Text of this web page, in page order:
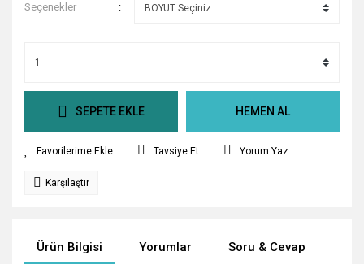
Seçenekler
SEPETE EKLE HEMEN AL
Tavsiye Et Yorum Yaz
Karşılaştır
Ürün Bilgisi Yorumlar Soru & Cevap